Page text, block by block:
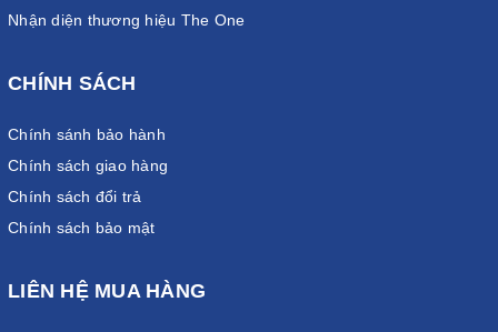
Nhận diện thương hiệu The One
CHÍNH SÁCH
Chính sánh bảo hành
Chính sách giao hàng
Chính sách đổi trả
Chính sách bảo mật
LIÊN HỆ MUA HÀNG